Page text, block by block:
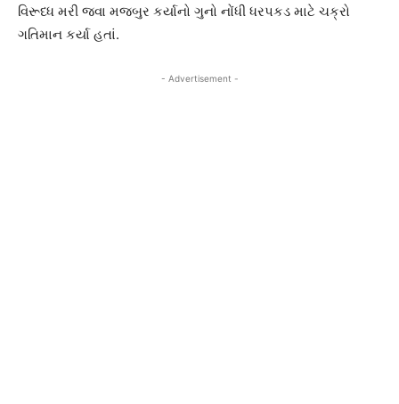
વિરૂધ્ધ મરી જવા મજબુર કર્યાનો ગુનો નોંધી ધરપકડ માટે ચક્રો
ગતિમાન કર્યા હતાં.
- Advertisement -